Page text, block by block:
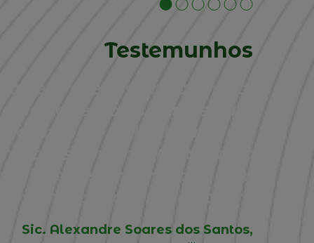
Testemunhos
Sic. Alexandre Soares dos Santos,